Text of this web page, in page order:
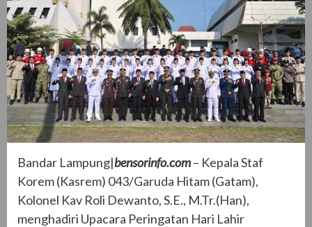
Bandar Lampung|bensorinfo.com– Kepala Staf
Korem (Kasrem) 043/Garuda Hitam (Gatam),
Kolonel Kav Roli Dewanto, S.E., M.Tr.(Han),
menghadiri Upacara Peringatan Hari Lahir